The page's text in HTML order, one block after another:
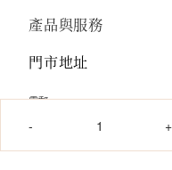
產品與服務
門市地址
電郵：
cshk@xove.com.hk